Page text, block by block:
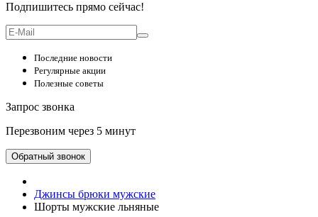
Подпишитесь прямо сейчас!
Последние новости
Регулярные акции
Полезные советы
Запрос звонка
Перезвоним через 5 минут
Обратный звонок
Джинсы брюки мужские
Шорты мужские льняные